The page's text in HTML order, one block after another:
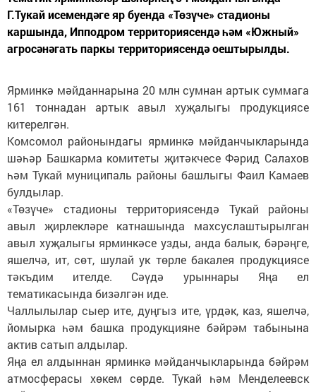
Г.Тукай исемендәге яр буенда «Төзүче» стадионы
каршында, Ипподром территориясендә һәм «Южный»
агросәнәгать паркы территориясендә оештырылды.
Ярминкә мәйданнарына 20 млн сумнан артык суммага
161 тоннадан артык авыл хуҗалыгы продукциясе
китерелгән.
Комсомол районындагы ярминкә мәйданчыкларында
шәһәр Башкарма комитеты җитәкчесе Фәрид Салахов
һәм Тукай муниципаль районы башлыгы Фаил Камаев
булдылар.
«Төзүче» стадионы территориясендә Тукай районы
авыл җирлекләре катнашында махсуслаштырылган
авыл хуҗалыгы ярминкәсе узды, анда балык, бәрәңге,
яшелчә, ит, сөт, шулай ук төрле бакалея продукциясе
тәкъдим ителде. Сәүдә урыннары Яңа ел
тематикасында бизәлгән иде.
Чаллылылар сыер ите, дуңгыз ите, үрдәк, каз, яшелчә,
йомырка һәм башка продукцияне бәйрәм табынына
актив сатып алдылар.
Яңа ел алдыннан ярминкә мәйданчыкларында бәйрәм
атмосферасы хөкем сөрде. Тукай һәм Менделеевск